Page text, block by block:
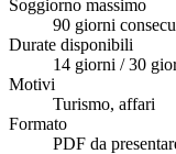
Soggiorno massimo
90 giorni
Durate disponibili
14 giorni / 30
Motivi
Turismo, affari
Formato
PDF da